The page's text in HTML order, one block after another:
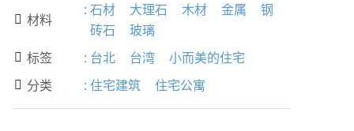
 材料
: 石材 大理石 木材 金属
钢
砖石
玻璃
 标签 : 台北 台湾 小而美的住宅
 分类 : 住宅建筑 住宅公寓